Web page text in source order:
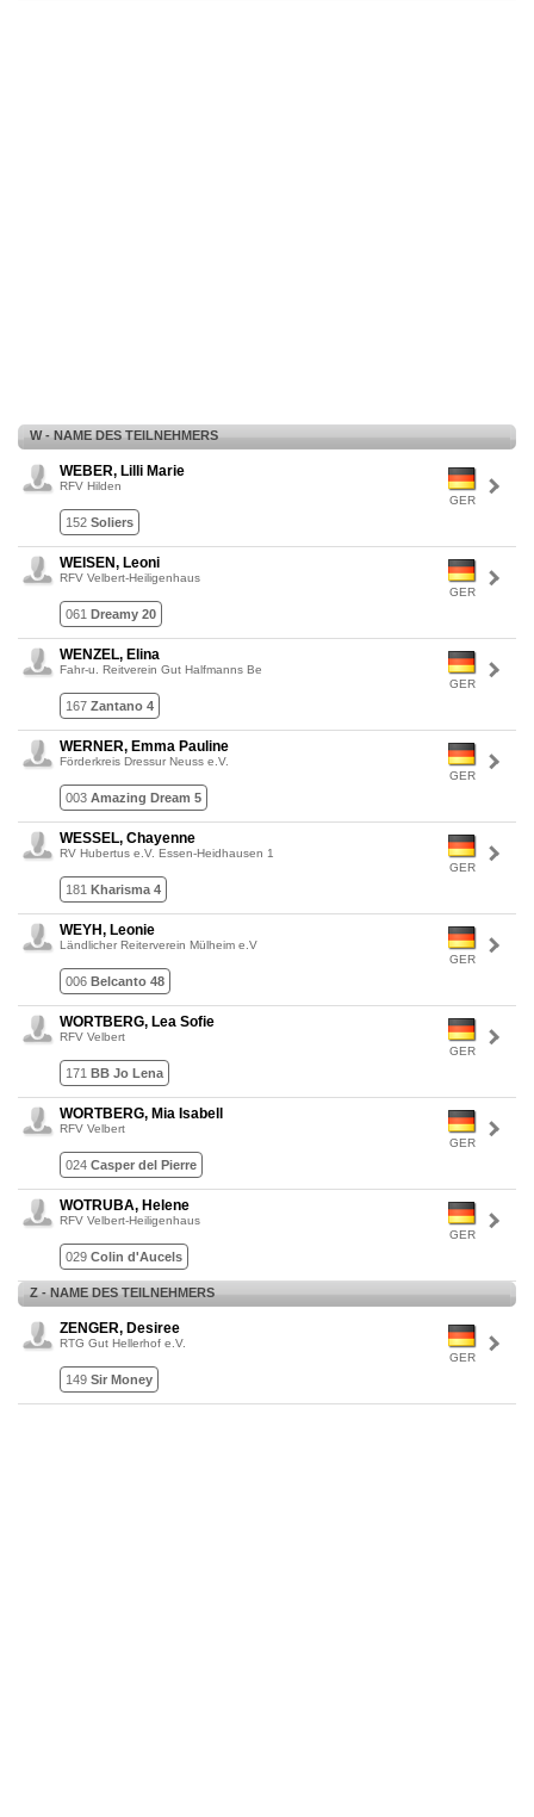
W - NAME DES TEILNEHMERS
GER
WEBER, Lilli Marie
RFV Hilden
152 Soliers
GER
WEISEN, Leoni
RFV Velbert-Heiligenhaus
061 Dreamy 20
GER
WENZEL, Elina
Fahr-u. Reitverein Gut Halfmanns Be
167 Zantano 4
GER
WERNER, Emma Pauline
Förderkreis Dressur Neuss e.V.
003 Amazing Dream 5
GER
WESSEL, Chayenne
RV Hubertus e.V. Essen-Heidhausen 1
181 Kharisma 4
GER
WEYH, Leonie
Ländlicher Reiterverein Mülheim e.V
006 Belcanto 48
GER
WORTBERG, Lea Sofie
RFV Velbert
171 BB Jo Lena
GER
WORTBERG, Mia Isabell
RFV Velbert
024 Casper del Pierre
GER
WOTRUBA, Helene
RFV Velbert-Heiligenhaus
029 Colin d'Aucels
Z - NAME DES TEILNEHMERS
GER
ZENGER, Desiree
RTG Gut Hellerhof e.V.
149 Sir Money